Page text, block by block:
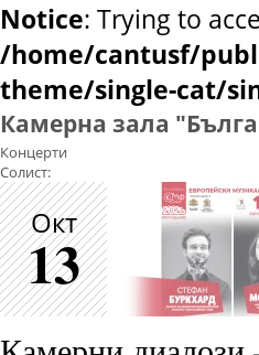
Notice: Trying to
/home/cantusf/
theme/single-cat/
Камерна зала
Концерти
Солист:
Окт
13